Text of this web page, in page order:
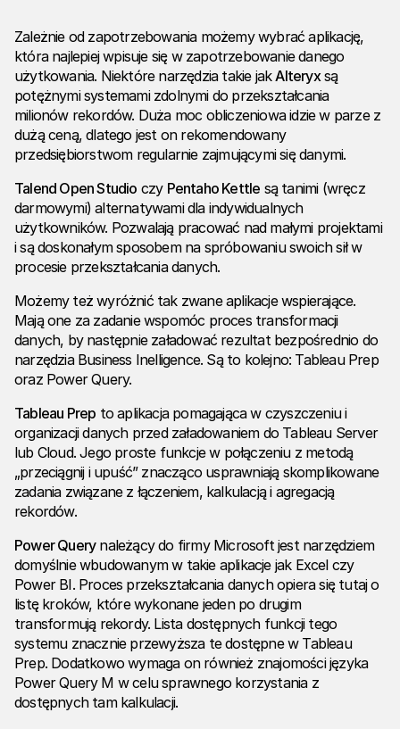
Zależnie od zapotrzebowania możemy wybrać aplikację,
która najlepiej wpisuje się w zapotrzebowanie danego
użytkowania. Niektóre narzędzia takie jakAlteryxsą
potężnymi systemami zdolnymi do przekształcania
milionów rekordów. Duża moc obliczeniowa idzie w parze z
dużą ceną, dlatego jest on rekomendowany
przedsiębiorstwom regularnie zajmującymi się danymi.
Talend Open Studio czy Pentaho Kettle są tanimi (wręcz
darmowymi) alternatywami dla indywidualnych
użytkowników. Pozwalają pracować nad małymi projektami
i są doskonałym sposobem na spróbowaniu swoich sił w
procesie przekształcania danych.
Możemy też wyróżnić tak zwane aplikacje wspierające.
Mają one za zadanie wspomóc proces transformacji
danych, by następnie załadować rezultat bezpośrednio do
narzędzia Business Inelligence. Są to kolejno: Tableau Prep
oraz Power Query.
Tableau Prep to aplikacja pomagająca w czyszczeniu i
organizacji danych przed załadowaniem do Tableau Server
lub Cloud. Jego proste funkcje w połączeniu z metodą
„przeciągnij i upuść” znacząco usprawniają skomplikowane
zadania związane z łączeniem, kalkulacją i agregacją
rekordów.
Power Querynależący do firmy Microsoft jest narzędziem
domyślnie wbudowanym w takie aplikacje jak Excel czy
Power BI. Proces przekształcania danych opiera się tutaj o
listę kroków, które wykonane jeden po drugim
transformują rekordy. Lista dostępnych funkcji tego
systemu znacznie przewyższa te dostępne w Tableau
Prep. Dodatkowo wymaga on również znajomości języka
Power Query M w celu sprawnego korzystania z
dostępnych tam kalkulacji.